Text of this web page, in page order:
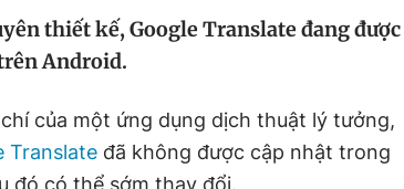
thiết kế, Google Translate đang được
Android.
của một ứng dụng dịch thuật lý tưởng,
Translate đã không được cập nhật trong
đó có thể sớm thay đổi.